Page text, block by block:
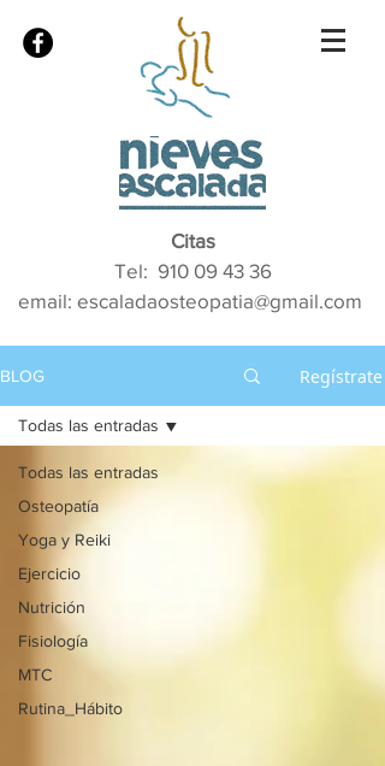
Citas
Tel: 910 09 43 36
email: escaladaosteopatia@gmail.com
BLOG Regístrate
Todas las entradas
Osteopatía
Yoga y Reiki
Ejercicio
Nutrición
Fisiología
MTC
Rutina_Hábito
Todas las entradas